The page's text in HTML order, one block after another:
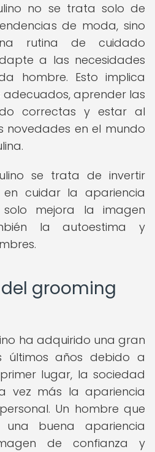
no se trata solo de
de moda, sino
rutina de cuidado
a las necesidades
hombre. Esto implica
aprender las
correctas y estar al
novedades en el mundo
se trata de invertir
cuidar la apariencia
mejora la imagen
la autoestima y
grooming
ha adquirido una gran
últimos años debido a
lugar, la sociedad
vez más la apariencia
Un hombre que
buena apariencia
de confianza y